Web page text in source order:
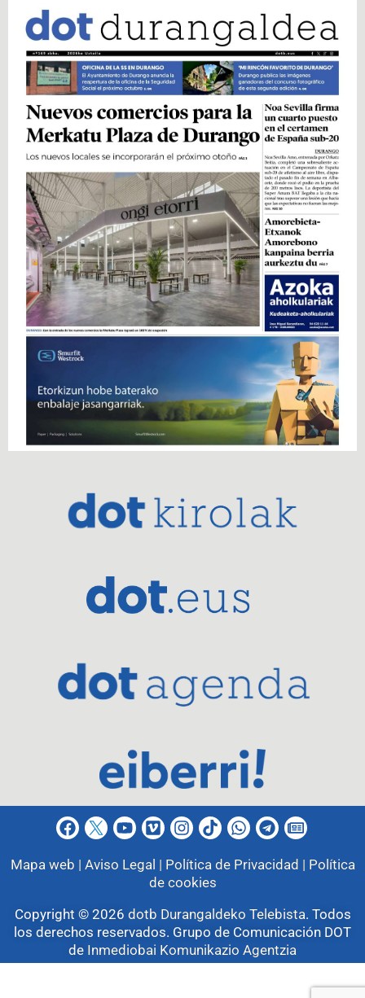
Mapa web | Aviso Legal | Política de Privacidad | Política
de cookies
Copyright © 2026 dotb Durangaldeko Telebista. Todos
los derechos reservados. Grupo de Comunicación DOT
de Inmediobai Komunikazio Agentzia